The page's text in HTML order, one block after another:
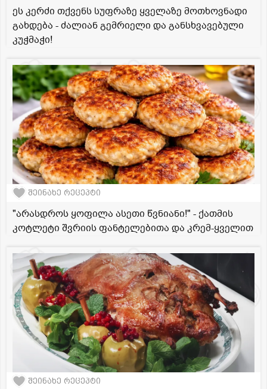
ეს კერძი თქვენს სუფრაზე ყველაზე მოთხოვნადი
გახდება - ძალიან გემრიელი და განსხვავებული
კუჭმაჭი!
შეინახე რეცეპტი
"არასდროს ყოფილა ასეთი წვნიანი!" - ქათმის
კოტლეტი შვრიის ფანტელებითა და კრემ-ყველით
შეინახე რეცეპტი